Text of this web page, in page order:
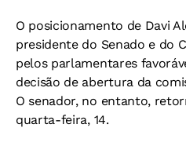
O posicionamento de Davi
presidente do Senado e do
pelos parlamentares
decisão de abertura da
O senador, no entanto,
quarta-feira, 14.